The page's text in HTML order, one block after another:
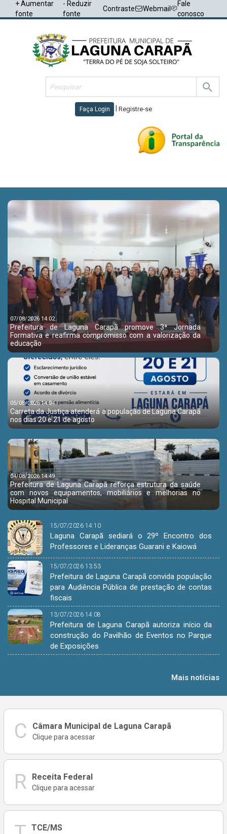
+ Aumentar
fonte
- Reduzir
fonte
Contraste Webmail
Fale
conosco
Faça Login Registre-se
07/08/2026 14:02
Prefeitura de Laguna Carapã promove 3ª Jornada
Formativa e reafirma compromisso com a valorização da
educação
05/08/2026 14:04
Carreta da Justiça atenderá a população de Laguna Carapã
nos dias 20 e 21 de agosto
04/08/2026 14:49
Prefeitura de Laguna Carapã reforça estrutura da saúde
com novos equipamentos, mobiliários e melhorias no
Hospital Municipal
15/07/2026 14:10
Laguna Carapã sediará o 29º Encontro dos
Professores e Lideranças Guarani e Kaiowá
15/07/2026 13:53
Prefeitura de Laguna Carapã convida população
para Audiência Pública de prestação de contas
fiscais
13/07/2026 14:08
Prefeitura de Laguna Carapã autoriza início da
construção do Pavilhão de Eventos no Parque
de Exposições
Mais notícias
C Câmara Municipal de Laguna Carapã
Clique para acessar
R Receita Federal
Clique para acessar
TCE/MS